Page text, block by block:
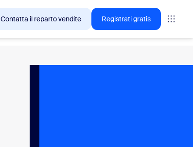
Contatta il reparto vendite Registrati gratis